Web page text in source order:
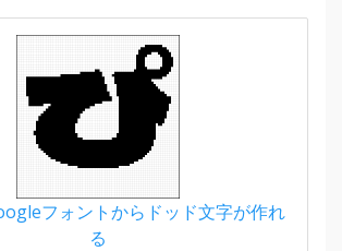
フォントからドッド文字が作れ
る